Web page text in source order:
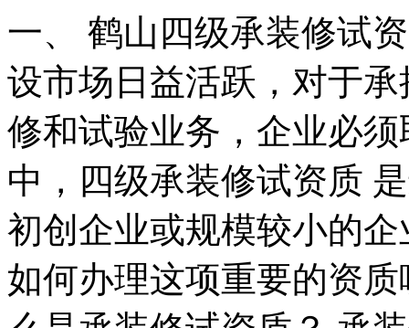
一、 鹤山四级承装修试
设市场日益活跃，对于
修和试验业务，企业必
中，四级承装修试资质
初创企业或规模较小的
如何办理这项重要的资